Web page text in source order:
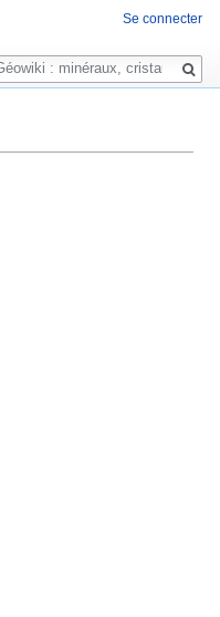
Se connecter